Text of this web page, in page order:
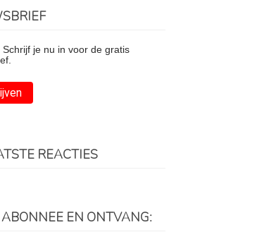
Schrijf je nu in voor de gratis
REACTIES
EN ONTVANG: